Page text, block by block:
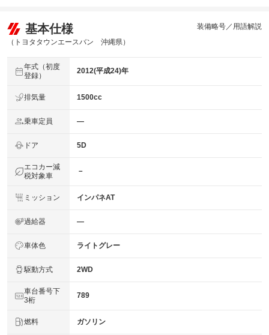
基本仕様
（トヨタタウンエースバン 沖縄県）
装備略号／用語解説
年式（初度
登録）
2012(平成24)年
排気量 1500cc
乗車定員 ―
ドア 5D
エコカー減
税対象車
－
ミッション インパネAT
過給器 ―
車体色 ライトグレー
駆動方式 2WD
車台番号下
3桁
789
燃料 ガソリン